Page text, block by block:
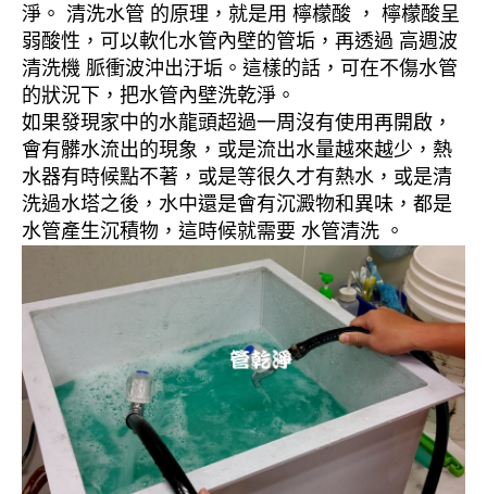
淨。 清洗水管 的原理，就是用 檸檬酸 ， 檸檬酸呈
弱酸性，可以軟化水管內壁的管垢，再透過 高週波
清洗機 脈衝波沖出汙垢。這樣的話，可在不傷水管
的狀況下，把水管內壁洗乾淨。
如果發現家中的水龍頭超過一周沒有使用再開啟，
會有髒水流出的現象，或是流出水量越來越少，熱
水器有時候點不著，或是等很久才有熱水，或是清
洗過水塔之後，水中還是會有沉澱物和異味，都是
水管產生沉積物，這時候就需要 水管清洗 。